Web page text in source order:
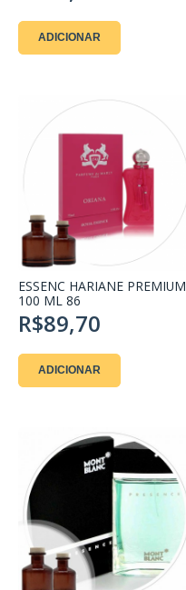
ADICIONAR
ESSENC HARIANE PREMIUM
100 ML 86
R$89,70
ADICIONAR